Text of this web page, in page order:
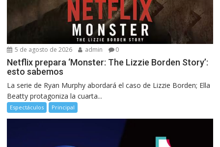
5 de agosto de 2026 admin 0
Netflix prepara ‘Monster: The Lizzie Borden Story’:
esto sabemos
La serie de Ryan Murphy abordará el caso de Lizzie Borden; Ella
Beatty protagoniza la cuarta...
Espectáculos Principal